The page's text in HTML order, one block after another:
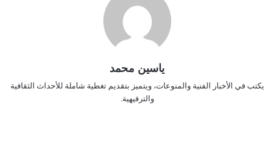
ياسين محمد
يكتب في الأخبار الفنية والمنوعات، ويتميز بتقديم تغطية شاملة للأحداث الثقافية
والترفيهية.